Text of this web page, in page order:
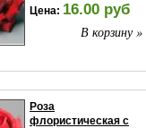
Цена: 16.00 руб
В корзину »
Роза
флористическая с